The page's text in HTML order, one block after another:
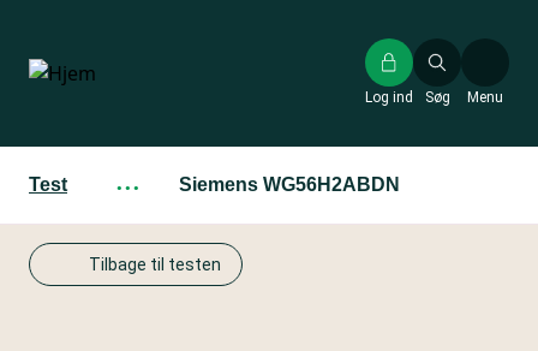
hovedindhold
Søg
Log ind Menu
Test ··· Siemens WG56H2ABDN
Tilbage til testen